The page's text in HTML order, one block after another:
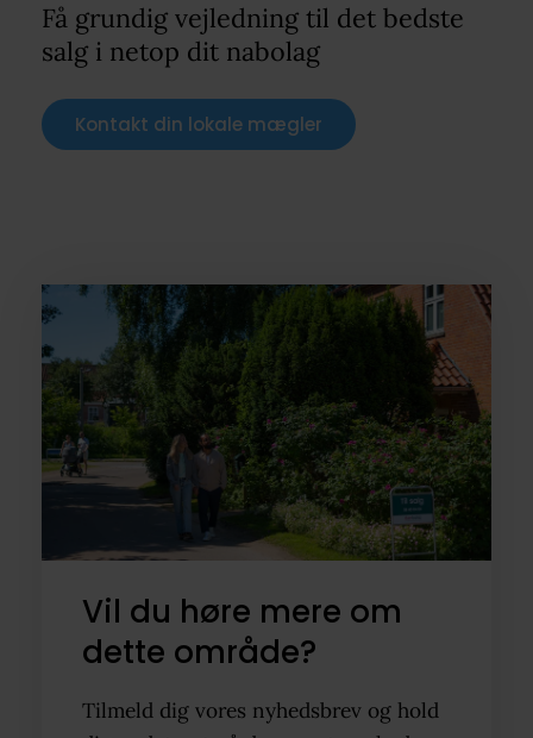
Få grundig vejledning til det bedste
salg i netop dit nabolag
Kontakt din lokale mægler
Vil du høre mere om
dette område?
Tilmeld dig vores nyhedsbrev og hold